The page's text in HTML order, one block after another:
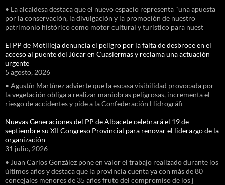
• La alcaldesa destaca que el nuevo espacio representa "una apuesta
por la conservación, la divulgación y la promoción de nuestro
patrimonio histórico como motor cultural y turístico para nuest
El PP de Motilleja denuncia el peligro por la falta de desbroce en el
acceso al puente del Júcar en Cuasiermas y reclama una actuación
urgente
5 agosto, 2026
• Agustín Martínez advierte que la escasa visibilidad provocada por
la vegetación obliga a realizar maniobras peligrosas, incrementa el
riesgo de accidentes y pide a la Confederación Hidrográfi
Nuevas Generaciones del PP de Albacete celebrará el 19 de
septiembre su XII Congreso Provincial para renovar el liderazgo de la
organización
31 julio, 2026
• Juan Carlos González pone en valor el trabajo realizado durante los
últimos años y destaca que la provincia cuenta ya con más de 80
concejales menores de 35 años fruto del compromiso de los j